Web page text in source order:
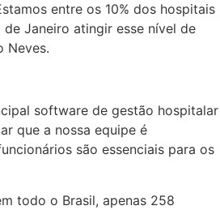
entre os 10% dos hospitais
Janeiro atingir esse nível de
Neves.
software de gestão hospitalar
que a nossa equipe é
são essenciais para os
todo o Brasil, apenas 258